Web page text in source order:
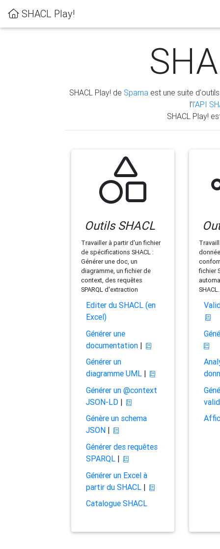
SHACL Play!
SHACL Play! de Sparna est une suite
l'l'API
SHACL Play!
Outils SHACL
Travailler à partir d'un fichier
de spécifications SHACL :
Générer une doc, un
diagramme, un fichier de
context, des requêtes
SPARQL d'extraction
Editer du SHACL (en
Excel)
Générer une
documentation|
Générer un
diagramme UML|
Générer un @context
JSON-LD|
Génère un schema
JSON|
Générer des requêtes
SPARQL|
Générer un Excel à
partir du SHACL|
Catalogue SHACL
fichier
SHACL.